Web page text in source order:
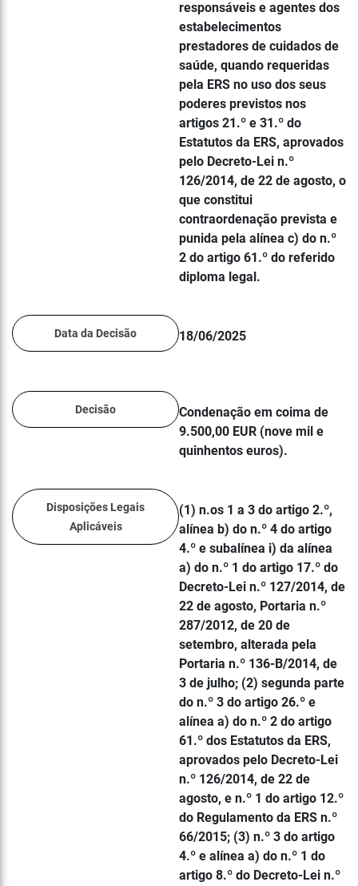
responsáveis e agentes dos
estabelecimentos
prestadores de cuidados de
saúde, quando requeridas
pela ERS no uso dos seus
poderes previstos nos
artigos 21.º e 31.º do
Estatutos da ERS, aprovados
pelo Decreto-Lei n.º
126/2014, de 22 de agosto, o
que constitui
contraordenação prevista e
punida pela alínea c) do n.º
2 do artigo 61.º do referido
diploma legal.
Data da Decisão 18/06/2025
Decisão
Condenação em coima de
9.500,00 EUR (nove mil e
quinhentos euros).
Disposições Legais
Aplicáveis
(1) n.os 1 a 3 do artigo 2.º,
alínea b) do n.º 4 do artigo
4.º e subalínea i) da alínea
a) do n.º 1 do artigo 17.º do
Decreto-Lei n.º 127/2014, de
22 de agosto, Portaria n.º
287/2012, de 20 de
setembro, alterada pela
Portaria n.º 136-B/2014, de
3 de julho; (2) segunda parte
do n.º 3 do artigo 26.º e
alínea a) do n.º 2 do artigo
61.º dos Estatutos da ERS,
aprovados pelo Decreto-Lei
n.º 126/2014, de 22 de
agosto, e n.º 1 do artigo 12.º
do Regulamento da ERS n.º
66/2015; (3) n.º 3 do artigo
4.º e alínea a) do n.º 1 do
artigo 8.º do Decreto-Lei n.º